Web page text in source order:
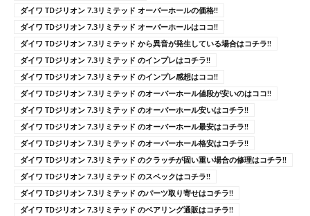
ダイワ TDジリオン 7.3リミテッド オーバーホールの価格!!
ダイワ TDジリオン 7.3リミテッド オーバーホールはココ!!
ダイワ TDジリオン 7.3リミテッド から異音が発生している場合はコチラ!!
ダイワ TDジリオン 7.3リミテッド のインプレはコチラ!!
ダイワ TDジリオン 7.3リミテッド のインプレ感想はココ!!
ダイワ TDジリオン 7.3リミテッド のオーバーホール値段が安いのはココ!!
ダイワ TDジリオン 7.3リミテッド のオーバーホール安いはコチラ!!
ダイワ TDジリオン 7.3リミテッド のオーバーホール最安はコチラ!!
ダイワ TDジリオン 7.3リミテッド のオーバーホール格安はコチラ!!
ダイワ TDジリオン 7.3リミテッド のクラッチが固い重い場合の修理はコチラ!!
ダイワ TDジリオン 7.3リミテッド のスペックはコチラ!!
ダイワ TDジリオン 7.3リミテッド のパーツ取り寄せはコチラ!!
ダイワ TDジリオン 7.3リミテッド のベアリング通販はコチラ!!